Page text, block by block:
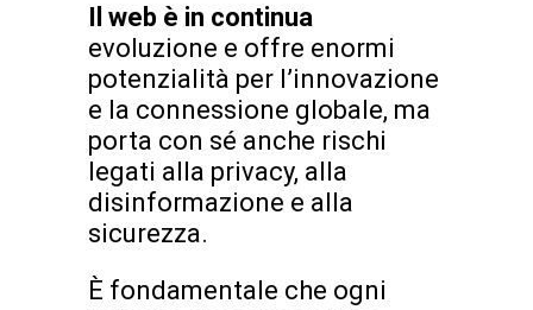
Il web è in continua
evoluzione e offre enormi
potenzialità per l’innovazione
e la connessione globale, ma
porta con sé anche rischi
legati alla privacy, alla
disinformazione e alla
sicurezza.
È fondamentale che ogni